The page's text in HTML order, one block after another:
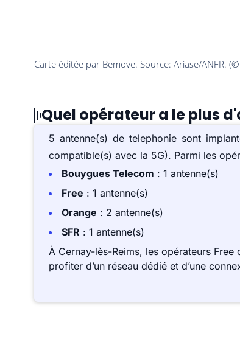
Quel opérateur a le plus
5 antenne(s) de telephonie sont
compatible(s) avec la 5G). Parmi les
Bouygues Telecom : 1 antenne(s)
Free : 1 antenne(s)
Orange : 2 antenne(s)
SFR : 1 antenne(s)
À Cernay-lès-Reims, les opérateurs
profiter d’un réseau dédié et d’une